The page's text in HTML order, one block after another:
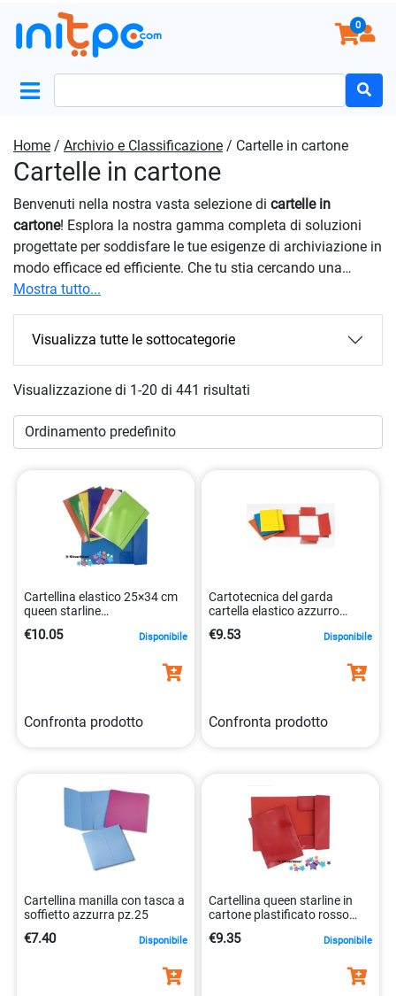
0
Search
Home / Archivio e Classificazione / Cartelle in cartone
Cartelle in cartone
Benvenuti nella nostra vasta selezione di cartelle in
cartone! Esplora la nostra gamma completa di soluzioni
progettate per soddisfare le tue esigenze di archiviazione in
modo efficace ed efficiente. Che tu stia cercando una
soluzione per archiviare progetti, report, appunti scolastici o
chiusura sicura, garantisce che i contenuti rimangano
intatti e facilmente accessibili. Il nostro e-commerce si
impegna nell’offrire una vasta gamma di soluzioni di alta
qualità, prodotte con materiali eco-friendly. Fai un passo
avanti verso un’organizzazione eco-compatibile e scopri la
l’organizzazione diventa un’arte.
Mostra tutto...
Visualizza tutte le sottocategorie
Visualizzazione di 1-20 di 441 risultati
Cartellina elastico 25×34 cm
queen starline
8025133106667
€10.05 Disponibile
Confronta prodotto
Cartotecnica del garda
cartella elastico azzurro
€9.53 Disponibile
Confronta prodotto
Cartellina manilla con tasca a
soffietto azzurra pz.25
€7.40 Disponibile
Cartellina queen starline in
cartone plastificato rosso
25×34 cm 8025133106421
€9.35 Disponibile